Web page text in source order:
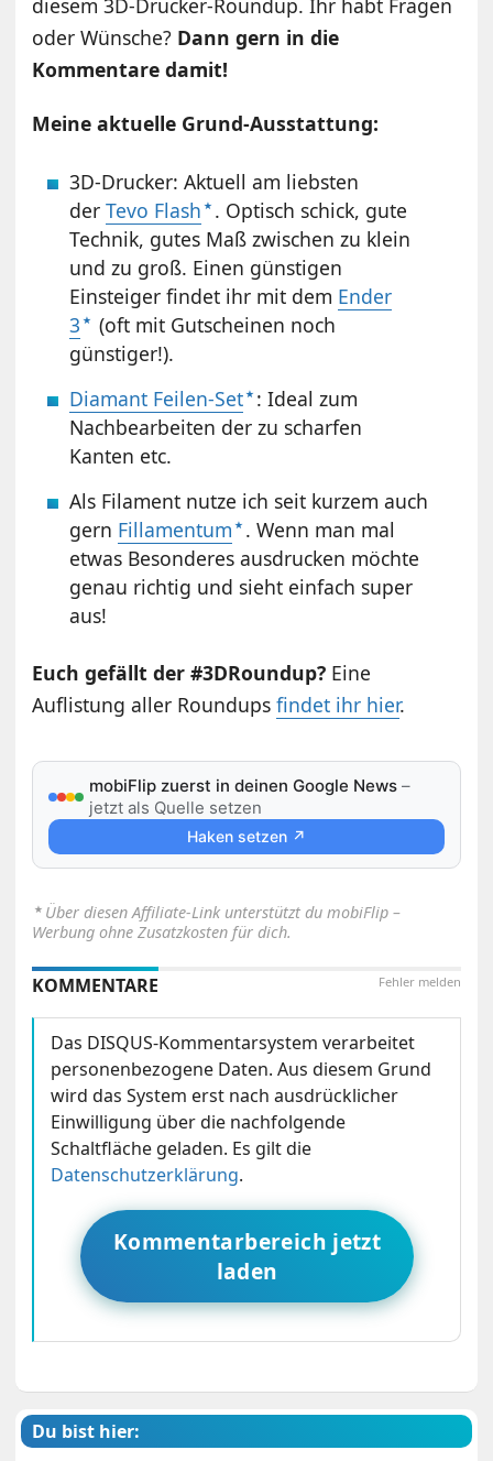
diesem 3D-Drucker-Roundup. Ihr habt Fragen
oder Wünsche? Dann gern in die
Kommentare damit!
Meine aktuelle Grund-Ausstattung:
3D-Drucker: Aktuell am liebsten
derTevo Flash . Optisch schick, gute
Technik, gutes Maß zwischen zu klein
und zu groß. Einen günstigen
Einsteiger findet ihr mit dem Ender
3
(oft mit Gutscheinen noch
günstiger!).
Diamant Feilen-Set : Ideal zum
Nachbearbeiten der zu scharfen
Kanten etc.
Als Filament nutze ich seit kurzem auch
gern Fillamentum . Wenn man mal
etwas Besonderes ausdrucken möchte
genau richtig und sieht einfach super
aus!
Euch gefällt der #3DRoundup? Eine
Auflistung aller Roundupsfindet ihr hier.
mobiFlip zuerst in deinen Google News –
jetzt als Quelle setzen
Haken setzen ↗
⋆ Über diesen Affiliate-Link unterstützt du mobiFlip –
Werbung ohne Zusatzkosten für dich.
Fehler melden
KOMMENTARE
Das DISQUS-Kommentarsystem verarbeitet
personenbezogene Daten. Aus diesem Grund
wird das System erst nach ausdrücklicher
Einwilligung über die nachfolgende
Schaltfläche geladen. Es gilt die
Datenschutzerklärung.
Kommentarbereich jetzt
laden
Du bist hier: